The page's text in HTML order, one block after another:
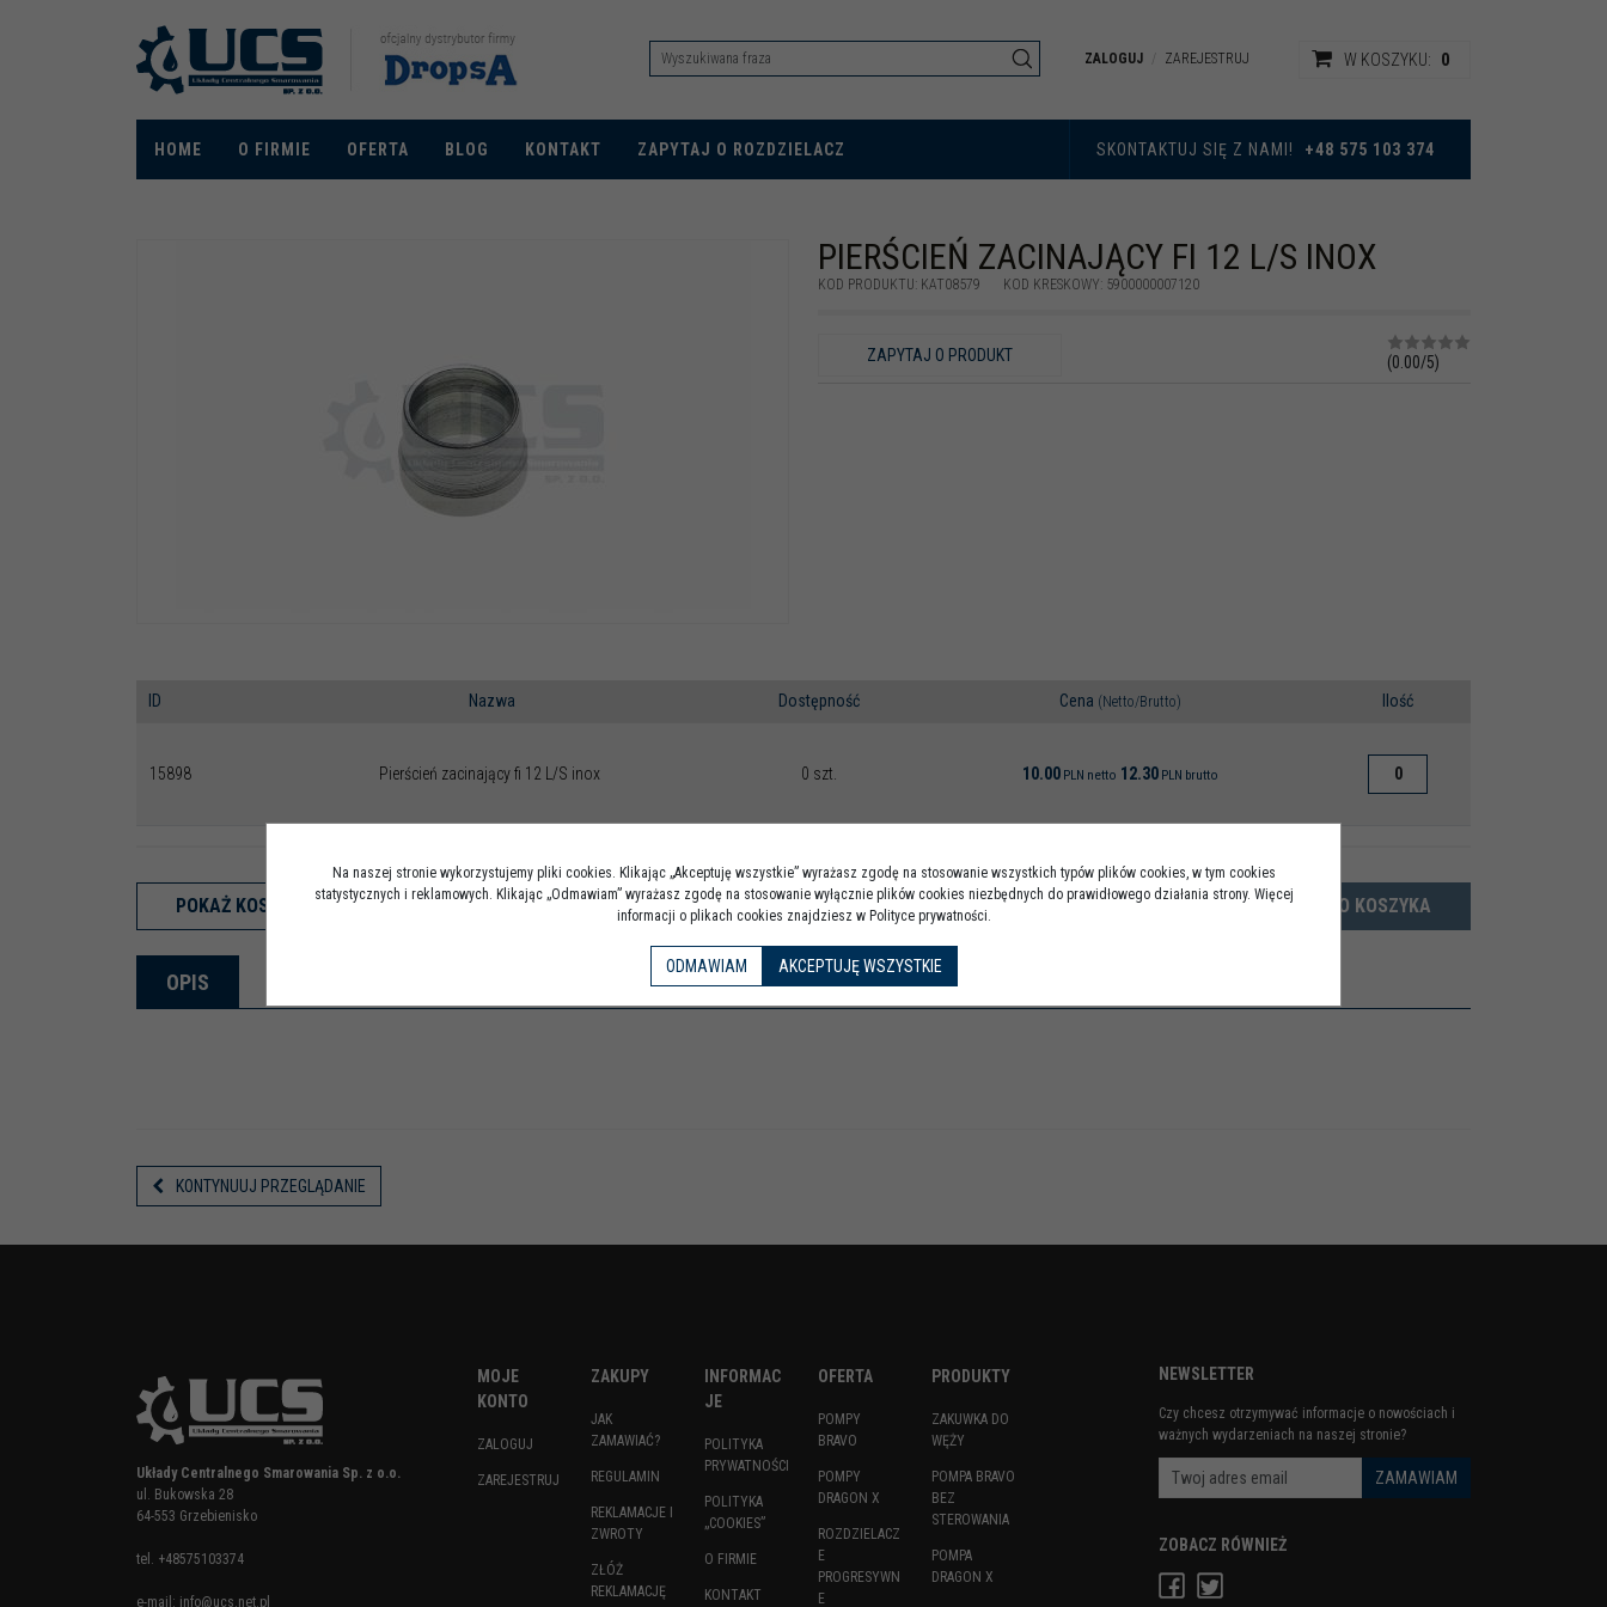
ZALOGUJ ZAREJESTRUJ W KOSZYKU: 0
HOME O FIRMIE OFERTA BLOG KONTAKT ZAPYTAJ O ROZDZIELACZ SKONTAKTUJ SIĘ Z NAMI! +48 575 103 374
PIERŚCIEŃ ZACINAJĄCY FI 12 L/S INOX
KOD PRODUKTU: KAT08579 KOD KRESKOWY: 5900000007120
ZAPYTAJ O PRODUKT (0.00/5)
ID Nazwa Dostępność Cena (Netto/Brutto) Ilość
15898 Pierścień zacinający fi 12 L/S inox 0 szt. 10.00 PLN netto 12.30 PLN brutto
POKAŻ KOSZYK DO KOSZYKA
OPIS
KONTYNUUJ PRZEGLĄDANIE
Układy Centralnego Smarowania Sp. z o.o.
ul. Bukowska 28
64-553 Grzebienisko
tel. +48575103374
e-mail: info@ucs.net.pl
MOJE
KONTO
ZALOGUJ
ZAREJESTRUJ
ZAKUPY
JAK
ZAMAWIAĆ?
REGULAMIN
REKLAMACJE I
ZWROTY
ZŁÓŻ
REKLAMACJĘ
INFORMAC
JE
POLITYKA
PRYWATNOŚCI
POLITYKA
„COOKIES”
O FIRMIE
KONTAKT
OFERTA
POMPY
BRAVO
POMPY
DRAGON X
ROZDZIELACZ
E
PROGRESYWN
E
PRODUKTY
ZAKUWKA DO
WĘŻY
POMPA BRAVO
BEZ
STEROWANIA
POMPA
DRAGON X
NEWSLETTER
Czy chcesz otrzymywać informacje o nowościach i
ważnych wydarzeniach na naszej stronie?
ZOBACZ RÓWNIEŻ
Na naszej stronie wykorzystujemy pliki cookies. Klikając „Akceptuję wszystkie” wyrażasz zgodę na stosowanie wszystkich typów plików cookies, w tym cookies
statystycznych i reklamowych. Klikając „Odmawiam” wyrażasz zgodę na stosowanie wyłącznie plików cookies niezbędnych do prawidłowego działania strony. Więcej
informacji o plikach cookies znajdziesz w Polityce prywatności.
ODMAWIAM AKCEPTUJĘ WSZYSTKIE